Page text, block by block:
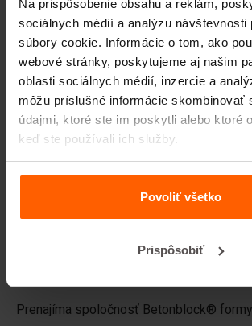
Na prispôsobenie obsahu a reklám,
sociálnych médií a analýzu návštevnosti
súbory cookie. Informácie o tom, ako
webové stránky, poskytujeme aj našim
oblasti sociálnych médií, inzercie a
môžu príslušné informácie skombinovať
údajmi, ktoré ste im poskytli alebo ktoré
keď ste používali ich služby.
Povoliť všetko
Prispôsobiť
Vrchné dosky
Zdvíhacie zariadenia
Manipulačné zariadenia
Príslušenstvo
Náhradné diely
Často kladené otázky
Z akého materiálu sú formy vyrobené?
Prenajíma spoločnosť Betonblock®